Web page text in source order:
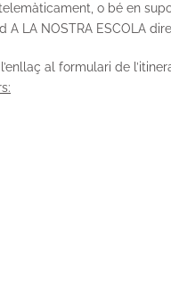
o bé en
LA NOSTRA ESCOLA
al formulari de